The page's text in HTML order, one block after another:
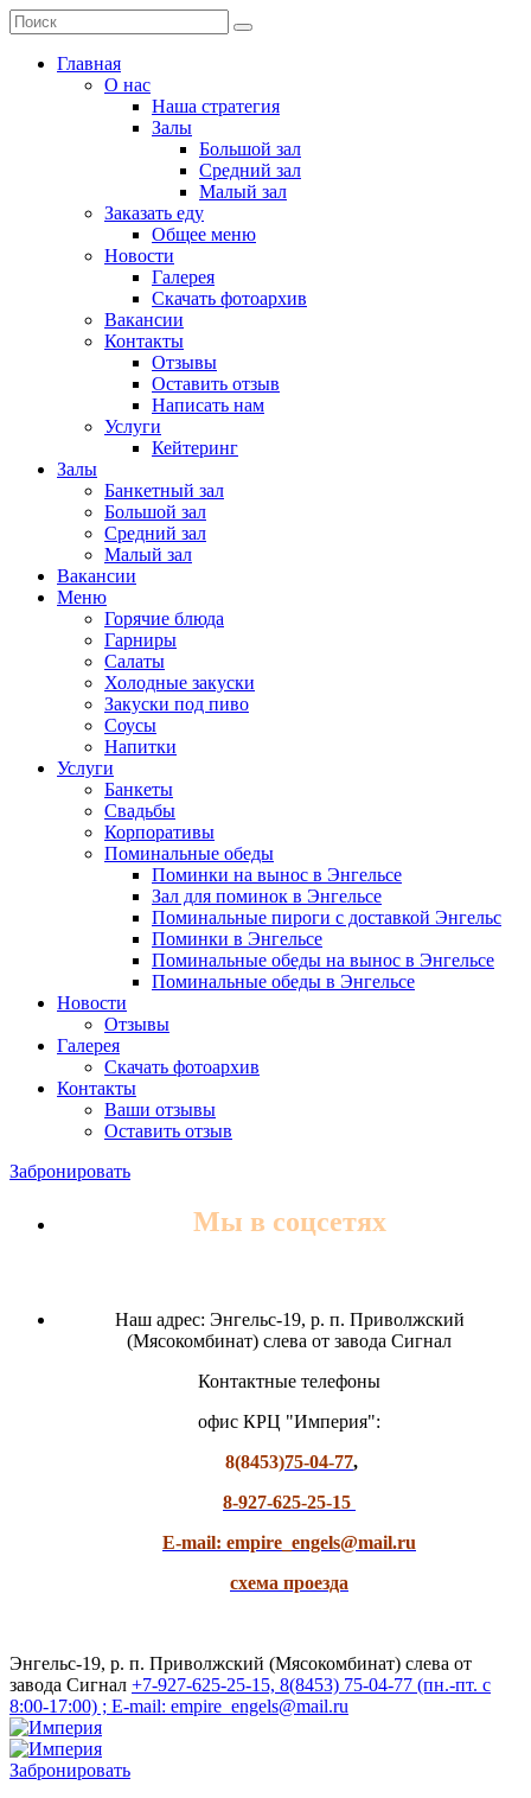
Главная
О нас
Наша стратегия
Залы
Большой зал
Средний зал
Малый зал
Заказать еду
Общее меню
Новости
Галерея
Скачать фотоархив
Вакансии
Контакты
Отзывы
Оставить отзыв
Написать нам
Услуги
Кейтеринг
Залы
Банкетный зал
Большой зал
Средний зал
Малый зал
Вакансии
Меню
Горячие блюда
Гарниры
Салаты
Холодные закуски
Закуски под пиво
Соусы
Напитки
Услуги
Банкеты
Свадьбы
Корпоративы
Поминальные обеды
Поминки на вынос в Энгельсе
Зал для поминок в Энгельсе
Поминальные пироги с доставкой Энгельс
Поминки в Энгельсе
Поминальные обеды на вынос в Энгельсе
Поминальные обеды в Энгельсе
Новости
Отзывы
Галерея
Скачать фотоархив
Контакты
Ваши отзывы
Оставить отзыв
Забронировать
Мы в соцсетях
Наш адрес: Энгельс-19, р. п. Приволжский
(Мясокомбинат) слева от завода Сигнал
Контактные телефоны
офис КРЦ "Империя":
8(8453)75-04-77,
8-927-625-25-15
E-mail: empire_engels@mail.ru
схема проезда
Энгельс-19, р. п. Приволжский (Мясокомбинат) слева от
завода Сигнал +7-927-625-25-15, 8(8453) 75-04-77 (пн.-пт. с
8:00-17:00) ; E-mail: empire_engels@mail.ru
Забронировать